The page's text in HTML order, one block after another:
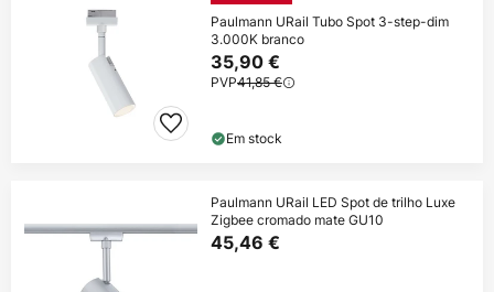
Paulmann URail Tubo Spot 3-step-dim
3.000K branco
35,90 €
PVP41,85 €
Em stock
Paulmann URail LED Spot de trilho Luxe
Zigbee cromado mate GU10
45,46 €